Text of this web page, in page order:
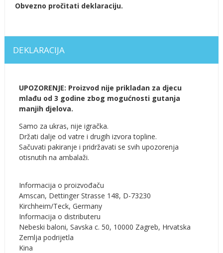
Obvezno pročitati deklaraciju.
DEKLARACIJA
UPOZORENJE: Proizvod nije prikladan za djecu
mlađu od 3 godine zbog mogućnosti gutanja
manjih djelova.
Samo za ukras, nije igračka.
Držati dalje od vatre i drugih izvora topline.
Sačuvati pakiranje i pridržavati se svih upozorenja
otisnutih na ambalaži.
Informacija o proizvođaču
Amscan, Dettinger Strasse 148, D-73230
Kirchheim/Teck, Germany
Informacija o distributeru
Nebeski baloni, Savska c. 50, 10000 Zagreb, Hrvatska
Zemlja podrijetla
Kina